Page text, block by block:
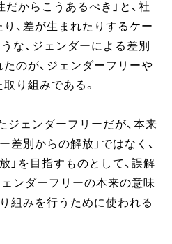
だからこうあるべき」と、社
、差が生まれたりするケー
な、ジェンダーによる差別
のが、ジェンダーフリーや
り組みである。
ジェンダーフリーだが、本来
差別からの解放」ではなく、
」を目指すものとして、誤解
ンダーフリーの本来の意味
組みを行うために使われる